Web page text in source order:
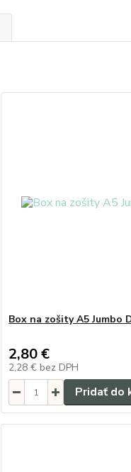
Box na zošity A5 Jumbo
2,80 €
2,28 € bez DPH
Pridať do